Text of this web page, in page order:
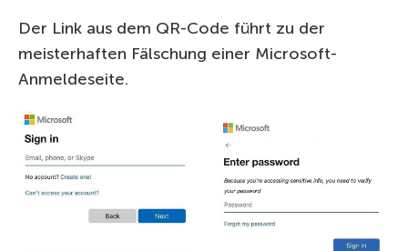
Der Link aus dem QR-Code führt zu der
meisterhaften Fälschung einer Microsoft-
Anmeldeseite.